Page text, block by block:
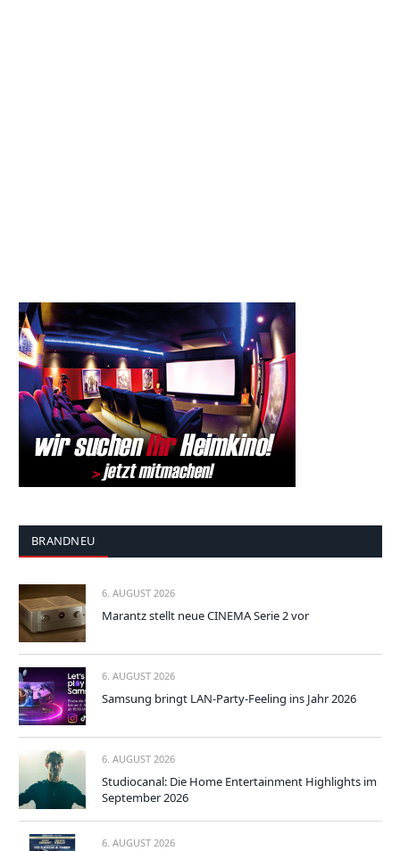
BRANDNEU
6. AUGUST 2026
Marantz stellt neue CINEMA Serie 2 vor
6. AUGUST 2026
Samsung bringt LAN-Party-Feeling ins Jahr 2026
6. AUGUST 2026
Studiocanal: Die Home Entertainment Highlights im
September 2026
6. AUGUST 2026